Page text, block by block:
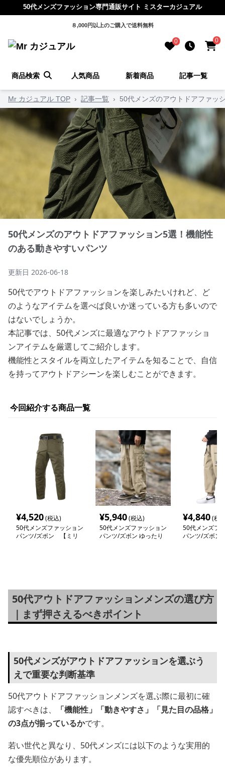
50代メンズファッション専門通販サイト ミスターカジュアル
８,000円以上のご購入で送料無料
0 0
商品検索 人気商品 新着商品 記事一覧
Mr カジュアル TOP › 記事一覧 › 50代メンズのアウトドアファッ
50代メンズのアウトドアファッション5選！機能性
のある動きやすいパンツ
更新日 2026-06-18
50代でアウトドアファッションを楽しみたいけれど、ど
のようなアイテムを選べば良いか迷っている方も多いので
はないでしょうか。
本記事では、50代メンズに最適なアウトドアファッショ
ンアイテムを厳選してご紹介します。
機能性とスタイルを両立したアイテムを知ることで、自信
を持ってアウトドアシーンを楽しむことができます。
今回紹介する商品一覧
¥4,520(税込)
50代メンズファッション
パンツ/ズボン 【ミリ
¥5,940(税込)
50代メンズファッション
パンツ/ズボン ゆったり
¥4,840(税
50代メンズフ
パンツ/ズボ
50代アウトドアファッションメンズの選び方
｜まず押さえるべきポイント
50代メンズがアウトドアファッションを選ぶう
えで重要な判断基準
50代アウトドアファッションメンズを選ぶ際に最初に確
認すべきは、
「機能性」「動きやすさ」「見た目の品格」
の3点が揃っているかです。
若い世代と異なり、50代メンズには以下のような実用的
な優先順位があります。